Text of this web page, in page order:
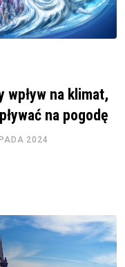
wpływ na klimat,
na pogodę
2024